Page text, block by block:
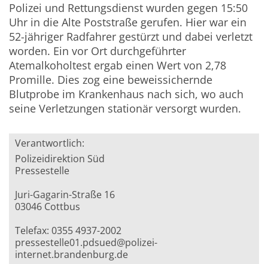
Polizei und Rettungsdienst wurden gegen 15:50
Uhr in die Alte Poststraße gerufen. Hier war ein
52-jähriger Radfahrer gestürzt und dabei verletzt
worden. Ein vor Ort durchgeführter
Atemalkoholtest ergab einen Wert von 2,78
Promille. Dies zog eine beweissichernde
Blutprobe im Krankenhaus nach sich, wo auch
seine Verletzungen stationär versorgt wurden.
Verantwortlich:
Polizeidirektion Süd
Pressestelle
Juri-Gagarin-Straße 16
03046 Cottbus
Telefax: 0355 4937-2002
pressestelle01.pdsued@polizei-
internet.brandenburg.de